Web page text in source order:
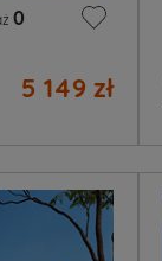
0
5 149 zł